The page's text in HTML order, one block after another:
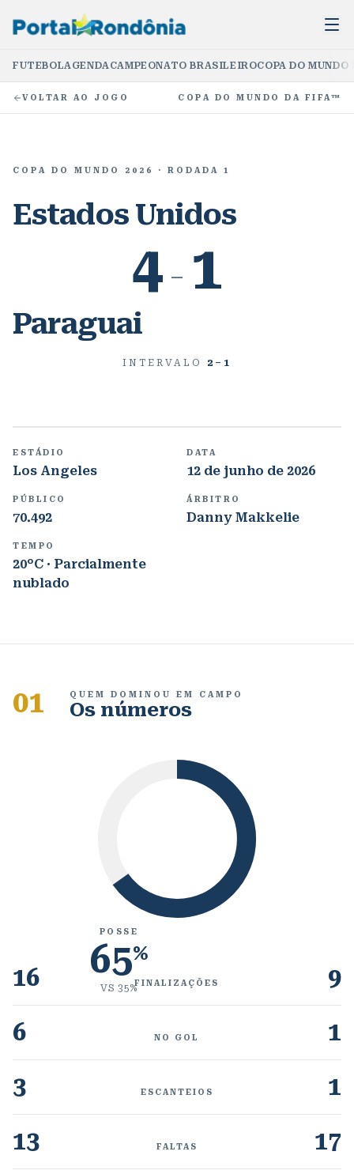
FUTEBOLAGENDACAMPEONATO BRASILEIROCOPA DO
VOLTAR AO JOGO COPA DO MUNDO DA FIFA™
COPA DO MUNDO 2026 · RODADA 1
Estados Unidos
4 – 1
Paraguai
INTERVALO 2 – 1
ESTÁDIO
Los Angeles
DATA
12 de junho de 2026
PÚBLICO
70.492
ÁRBITRO
Danny Makkelie
TEMPO
20°C · Parcialmente
nublado
01 QUEM DOMINOU EM CAMPO
Os números
POSSE
65%
VS 35%
16 FINALIZAÇÕES
9
6
NO GOL
1
3
ESCANTEIOS
1
13
FALTAS
17